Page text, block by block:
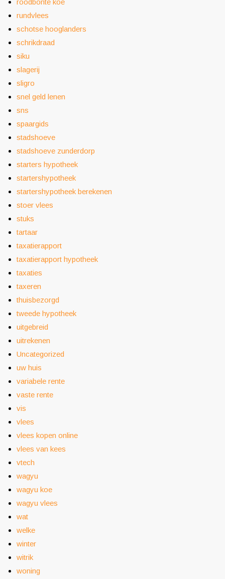
roodbonte koe
rundvlees
schotse hooglanders
schrikdraad
siku
slagerij
sligro
snel geld lenen
sns
spaargids
stadshoeve
stadshoeve zunderdorp
starters hypotheek
startershypotheek
startershypotheek berekenen
stoer vlees
stuks
tartaar
taxatierapport
taxatierapport hypotheek
taxaties
taxeren
thuisbezorgd
tweede hypotheek
uitgebreid
uitrekenen
Uncategorized
uw huis
variabele rente
vaste rente
vis
vlees
vlees kopen online
vlees van kees
vtech
wagyu
wagyu koe
wagyu vlees
wat
welke
winter
witrik
woning